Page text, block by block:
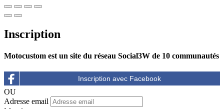
Inscription
Motocustom est un site du réseau Social3W de 10 communautés
OU
Adresse email